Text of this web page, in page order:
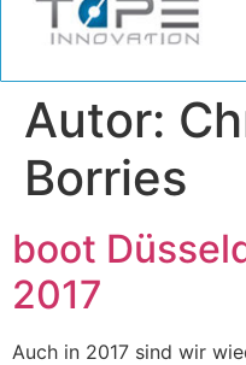
(+49) 2225 9996680 |
Autor:
Borries
boot
2017
Auch in 2017 sind wir